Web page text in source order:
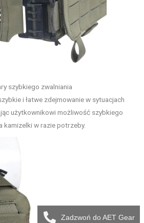
szybkiego zwalniania
i łatwe zdejmowanie w sytuacjach
użytkownikowi możliwość szybkiego
kamizelki w razie potrzeby.
Zadzwoń do AET Gear